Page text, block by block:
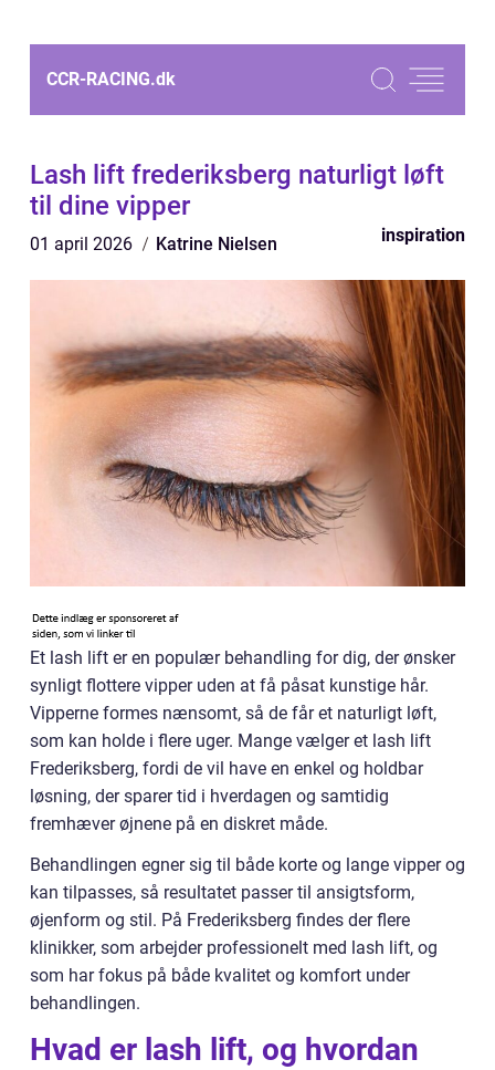
CCR-RACING.dk
Lash lift frederiksberg naturligt løft
til dine vipper
01 april 2026 Katrine Nielsen inspiration
Et lash lift er en populær behandling for dig, der ønsker
synligt flottere vipper uden at få påsat kunstige hår.
Vipperne formes nænsomt, så de får et naturligt løft,
som kan holde i flere uger. Mange vælger et lash lift
Frederiksberg, fordi de vil have en enkel og holdbar
løsning, der sparer tid i hverdagen og samtidig
fremhæver øjnene på en diskret måde.
Behandlingen egner sig til både korte og lange vipper og
kan tilpasses, så resultatet passer til ansigtsform,
øjenform og stil. På Frederiksberg findes der flere
klinikker, som arbejder professionelt med lash lift, og
som har fokus på både kvalitet og komfort under
behandlingen.
Hvad er lash lift, og hvordan